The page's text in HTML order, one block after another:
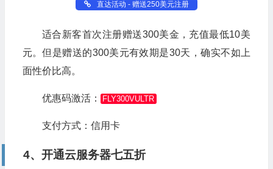
直达活动 - 赠送250美元注册
适合新客首次注册赠送300美金，充值最低10美
元。但是赠送的300美元有效期是30天，确实不如上
面性价比高。
优惠码激活： FLY300VULTR
支付方式：信用卡
4、开通云服务器七五折